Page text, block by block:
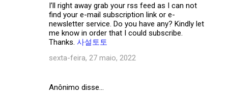
I’ll right away grab your rss feed as I can not
find your e-mail subscription link or e-
newsletter service. Do you have any? Kindly let
me know in order that I could subscribe.
Thanks. 사설토토
sexta-feira, 27 maio, 2022
Anônimo disse…